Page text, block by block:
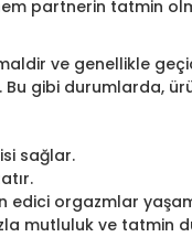
partnerin tatmin
ve genellikle
gibi durumlarda,
sağlar.
edici orgazmlar
mutluluk ve tatmin